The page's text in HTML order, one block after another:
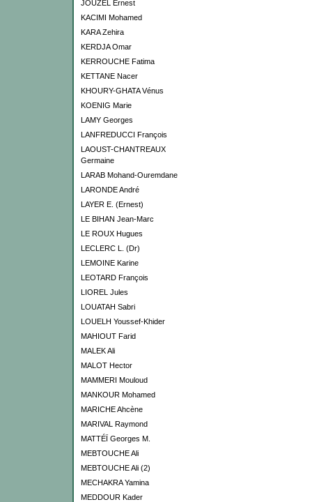
JOUZEL Ernest
KACIMI Mohamed
KARA Zehira
KERDJA Omar
KERROUCHE Fatima
KETTANE Nacer
KHOURY-GHATA Vénus
KOENIG Marie
LAMY Georges
LANFREDUCCI François
LAOUST-CHANTREAUX
Germaine
LARAB Mohand-Ouremdane
LARONDE André
LAYER E. (Ernest)
LE BIHAN Jean-Marc
LE ROUX Hugues
LECLERC L. (Dr)
LEMOINE Karine
LEOTARD François
LIOREL Jules
LOUATAH Sabri
LOUELH Youssef-Khider
MAHIOUT Farid
MALEK Ali
MALOT Hector
MAMMERI Mouloud
MANKOUR Mohamed
MARICHE Ahcène
MARIVAL Raymond
MATTÉÏ Georges M.
MEBTOUCHE Ali
MEBTOUCHE Ali (2)
MECHAKRA Yamina
MEDDOUR Kader